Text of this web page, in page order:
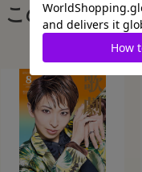
この商品を見